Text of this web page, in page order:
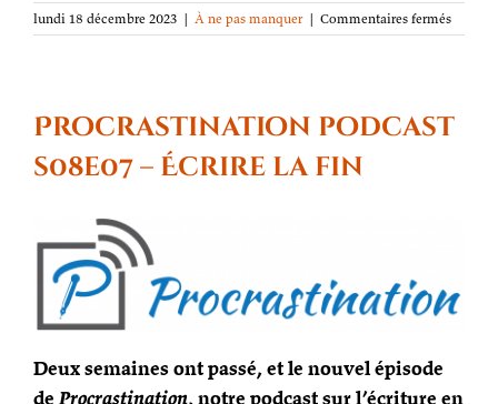
lundi 18 décembre 2023 | À ne pas manquer | Commentaires ferméssur
Du
mai
Procrastination podcast
s08e07 – Écrire la fin
Deux semaines ont passé, et le nouvel épisode
deProcrastination, notre podcast sur l’écriture en